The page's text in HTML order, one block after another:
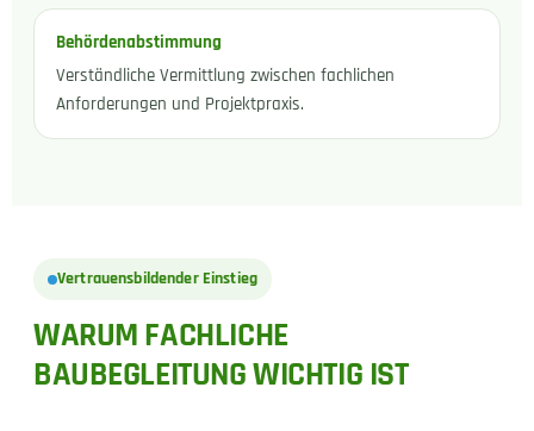
Behördenabstimmung
Verständliche Vermittlung zwischen fachlichen
Anforderungen und Projektpraxis.
Vertrauensbildender Einstieg
WARUM FACHLICHE
BAUBEGLEITUNG WICHTIG IST